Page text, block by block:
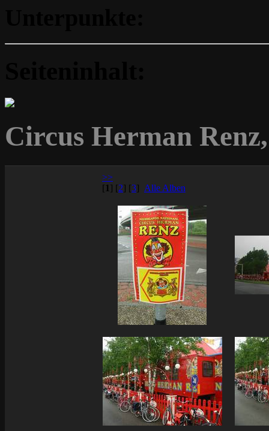
Circus Herman
>>
[ 1 ] [2] [3] Alle Alben